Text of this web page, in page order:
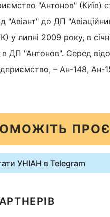
"Антонов" (Київ)
"Авіант" до ДП
у липні 2009 року, в
ДП "Антонов". Серед
– Ан-148, Ан-
УНІАН в Telegram